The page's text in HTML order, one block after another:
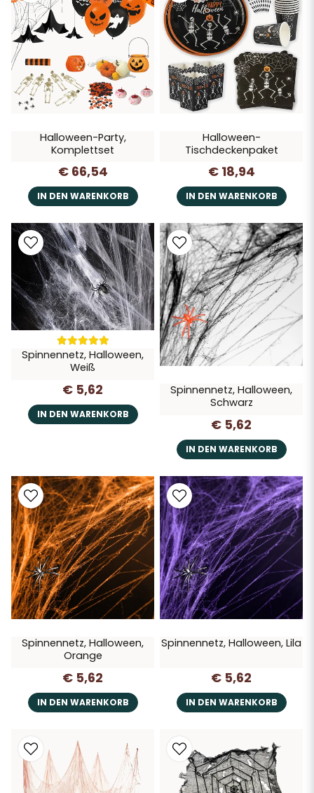
In Schweden haben wir keine wirkliche Tradition rund um Essen und
Halloween, aber was am meisten auffällt, sind natürlich all die
Süßigkeiten, die konsumiert werden. Man kann sich auch vorstellen,
dass an Halloween mehr Süßigkeiten in Form von Kürbissen oder
anderen gruseligen Kreationen gegessen werden. Aber warum
nicht Ihre eigenen Traditionen rund um Essen und Kaffee an
Halloween schaffen und daraus eine lustige, wiederkehrende
Tradition zu Hause machen?
Halloween-Party,
Komplettset
€ 66,54
IN DEN WARENKORB
Halloween-
Tischdeckenpaket
€ 18,94
IN DEN WARENKORB
Spinnennetz, Halloween,
Weiß
€ 5,62
IN DEN WARENKORB
Spinnennetz, Halloween,
Schwarz
€ 5,62
IN DEN WARENKORB
Spinnennetz, Halloween,
Orange
€ 5,62
IN DEN WARENKORB
Spinnennetz, Halloween, Lila
€ 5,62
IN DEN WARENKORB